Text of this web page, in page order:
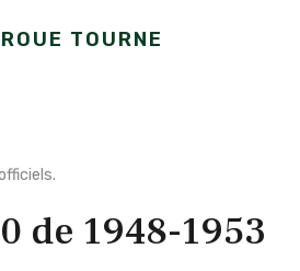
.
de 1948-1953